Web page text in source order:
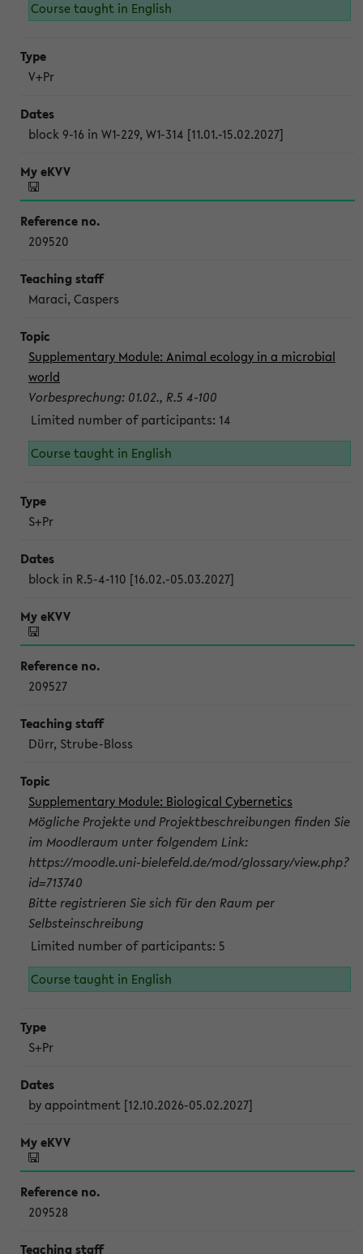
Course taught in English
V+Pr
block 9-16 in W1-229, W1-314 [11.01.-15.02.2027]
209520
Maraci, Caspers
Supplementary Module: Animal ecology in a microbial
world
Vorbesprechung: 01.02., R.5 4-100
Limited number of participants: 14
Course taught in English
S+Pr
block in R.5-4-110 [16.02.-05.03.2027]
209527
Dürr, Strube-Bloss
Supplementary Module: Biological Cybernetics
Mögliche Projekte und Projektbeschreibungen finden Sie
im Moodleraum unter folgendem Link:
https://moodle.uni-bielefeld.de/mod/glossary/view.php?
id=713740
Bitte registrieren Sie sich für den Raum per
Selbsteinschreibung
Limited number of participants: 5
Course taught in English
S+Pr
by appointment [12.10.2026-05.02.2027]
209528